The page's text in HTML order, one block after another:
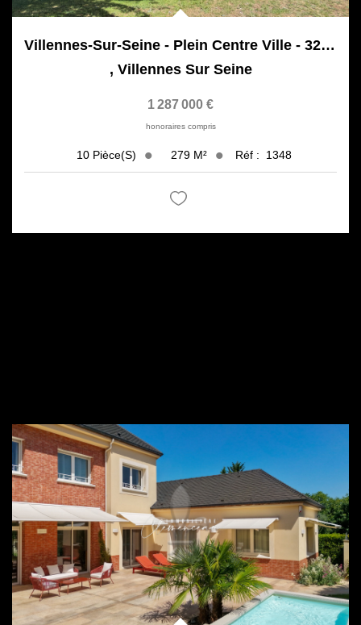
Villennes-Sur-Seine - Plein Centre Ville - 325 M² Et...
, Villennes Sur Seine
1 287 000 €
honoraires compris
10 Pièce(s) 279 M² Réf : 1348